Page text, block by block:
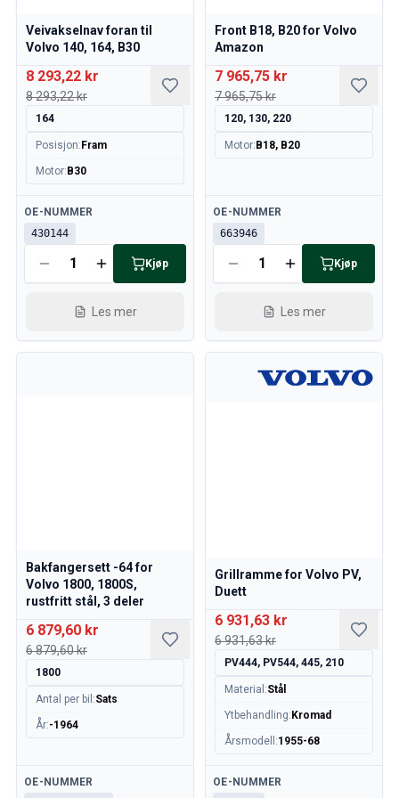
240/260 Kjølesystem
240/260 Øvrig
Reservedeler til 740/760/780
740/760/780 Bremsesystem
700 Drivstoff-/avgassystem
740/760/780 Kraftoverføring/bakaksel
Øvrig 740/760/780
740/760/780 Elsystem
740/760/780 Motorregulering
Varme-/Friskluftsanlegg 700
700 Motordeler
740/760/780 Karosseri
850 Motordeler
850 Elsystem
850 Styring/fjæring/oppheng
Øvrig 850
Reservedeler til 940/960
Bremser
Elsystem
Felger & Dekk
Veivakselnav foran til
Volvo 140, 164, B30
8 293,22 kr
8 293,22 kr
164
Posisjon: Fram
Motor: B30
Tilgjengelig
OE-NUMMER
430144
Kjøp
Les mer
Front B18, B20 for Volvo
Amazon
7 965,75 kr
7 965,75 kr
120, 130, 220
Motor: B18, B20
Tilgjengelig
OE-NUMMER
663946
Kjøp
Les mer
Bakfangersett -64 for
Volvo 1800, 1800S,
rustfritt stål, 3 deler
6 879,60 kr
6 879,60 kr
1800
Antal per bil :Sats
År:-1964
Tilgjengelig
OE-NUMMER
Grillramme for Volvo PV,
Duett
6 931,63 kr
6 931,63 kr
PV444, PV544, 445, 210
Material :Stål
Ytbehandling: Kromad
Årsmodell :1955-68
Tilgjengelig
OE-NUMMER